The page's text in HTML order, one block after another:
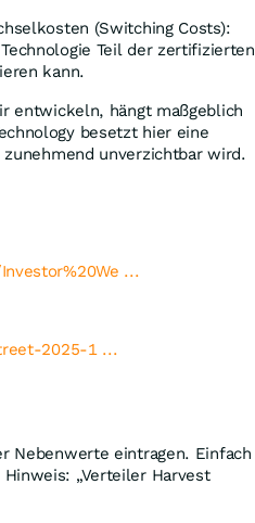
(Switching Costs):
Teil der zertifizierten
kann.
entwickeln, hängt maßgeblich
besetzt hier eine
unverzichtbar wird.
...
2025-1 ...
Nebenwerte eintragen. Einfach
„Verteiler Harvest